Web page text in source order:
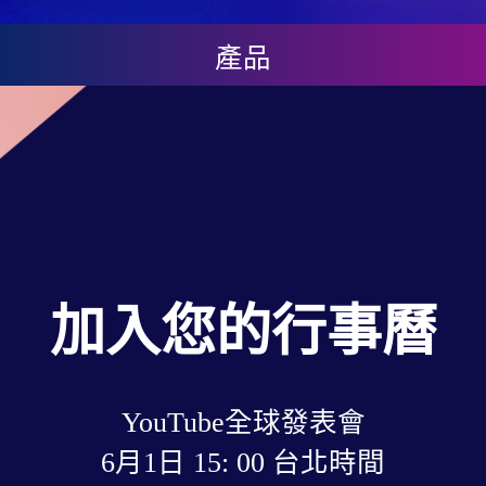
產品
加入您的行事曆
YouTube全球發表會
6月1日 15: 00 台北時間